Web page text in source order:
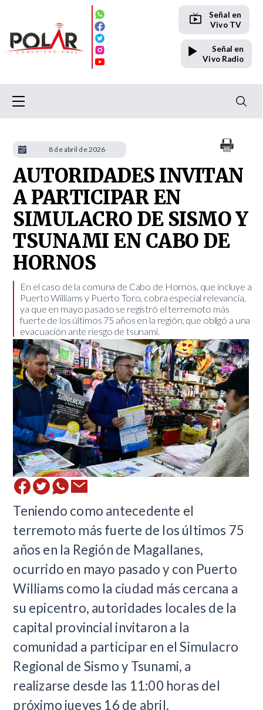
Señal en
Vivo TV
Señal en
Vivo Radio
AUTORIDADES INVITAN
A PARTICIPAR EN
SIMULACRO DE SISMO Y
TSUNAMI EN CABO DE
HORNOS
​En el caso de la comuna de Cabo de Hornos, que incluye a
Puerto Williams y Puerto Toro, cobra especial relevancia,
ya que en mayo pasado se registró el terremoto más
fuerte de los últimos 75 años en la región, que obligó a una
evacuación ante riesgo de tsunami.
Teniendo como antecedente el
terremoto más fuerte de los últimos 75
años en la Región de Magallanes,
ocurrido en mayo pasado y con Puerto
Williams como la ciudad más cercana a
su epicentro, autoridades locales de la
capital provincial invitaron a la
comunidad a participar en el Simulacro
Regional de Sismo y Tsunami, a
realizarse desde las 11:00 horas del
próximo jueves 16 de abril.
8 de abril de 2026